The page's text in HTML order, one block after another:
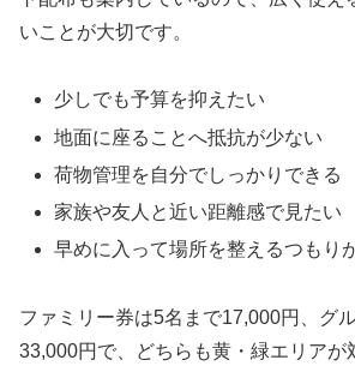
いことが大切です。
少しでも予算を抑えたい
地面に座ることへ抵抗が少ない
荷物管理を自分でしっかりできる
家族や友人と近い距離感で見たい
早めに入って場所を整えるつもり
ファミリー券は5名まで17,000円、グ
33,000円で、どちらも黄・緑エリアが